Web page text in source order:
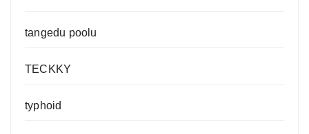
tangedu poolu
TECKKY
typhoid